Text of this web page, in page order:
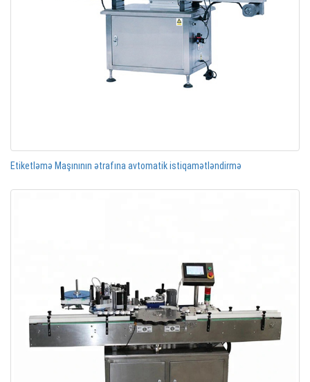
Etiketləmə Maşınının ətrafına avtomatik istiqamətləndirmə